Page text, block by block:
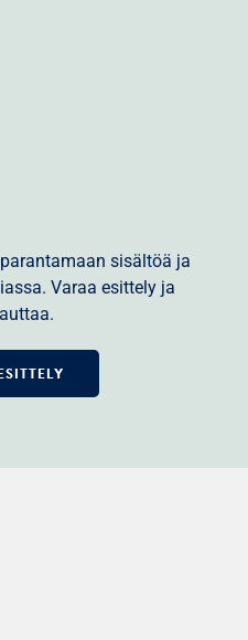
sisältöä ja
Varaa esittely ja